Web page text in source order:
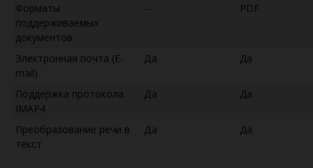
Форматы
поддерживаемых
документов
-- PDF
Электронная почта (E-
mail)
Да Да
Поддержка протокола
IMAP4
Да Да
Преобразование речи в
текст
Да Да